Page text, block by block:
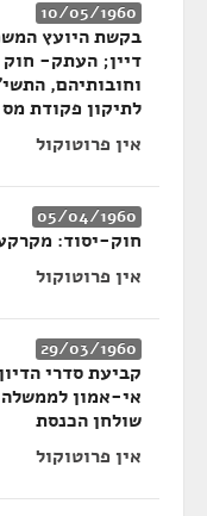
10/05/1960
בקשת היועץ
דיין; העתק- חוק
לתיקון פקודת מס
אין פרוטוקול
05/04/1960
חוק-יסוד:
אין פרוטוקול
29/03/1960
קביעת סדרי
אי-אמון
שולחן הכנסת
אין פרוטוקול